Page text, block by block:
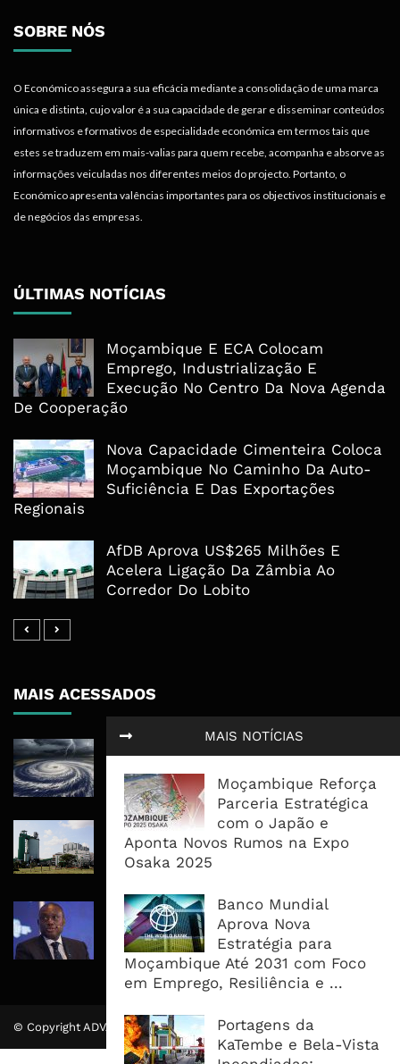
MAIS NOTÍCIAS
Moçambique Reforça
Parceria Estratégica
com o Japão e
Aponta Novos Rumos na Expo
Osaka 2025
Banco Mundial
Aprova Nova
Estratégia para
Moçambique Até 2031 com Foco
em Emprego, Resiliência e ...
Portagens da
KaTembe e Bela-Vista
SOBRE NÓS
O Económico assegura a sua eficácia mediante a consolidação de uma marca
única e distinta, cujo valor é a sua capacidade de gerar e disseminar conteúdos
informativos e formativos de especialidade económica em termos tais que
estes se traduzem em mais-valias para quem recebe, acompanha e absorve as
informações veiculadas nos diferentes meios do projecto. Portanto, o
Económico apresenta valências importantes para os objectivos institucionais e
de negócios das empresas.
ÚLTIMAS NOTÍCIAS
Moçambique E ECA Colocam
Emprego, Industrialização E
Execução No Centro Da Nova Agenda
De Cooperação
Nova Capacidade Cimenteira Coloca
Moçambique No Caminho Da Auto-
Suficiência E Das Exportações
Regionais
AfDB Aprova US$265 Milhões E
Acelera Ligação Da Zâmbia Ao
Corredor Do Lobito
MAIS ACESSADOS
Pessoas No Centro E Sul ...
Governo admite nova operadora
para a Mozal após suspensão das
operações
CEO do Standard Bank pede ao
Governo que “saia do caminho” e
facilite os negócios
© Copyright ADVALUE. Todos Direitos Reservados.